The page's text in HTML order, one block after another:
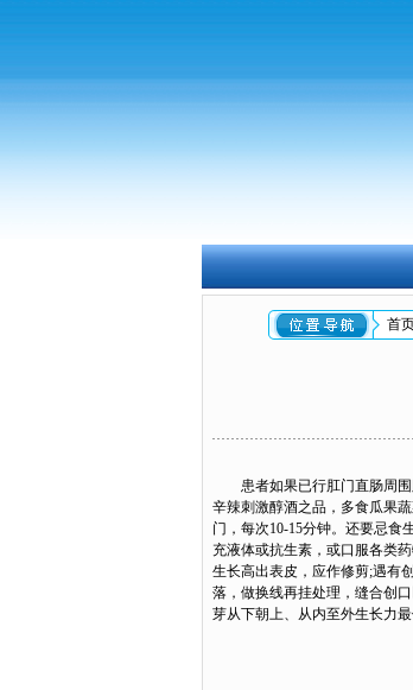
首
患者如果已行肛门直肠周围
辛辣刺激醇酒之品，多食瓜果
门，每次10-15分钟。还要忌食
充液体或抗生素，或口服各类
生长高出表皮，应作修剪;遇有
落，做换线再挂处理，缝合创
芽从下朝上、从内至外生长力